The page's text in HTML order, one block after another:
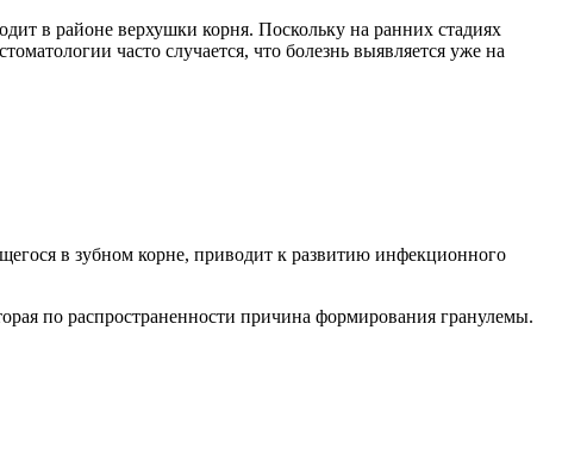
в районе верхушки корня. Поскольку на ранних стадиях
часто случается, что болезнь выявляется уже на
в зубном корне, приводит к развитию инфекционного
по распространенности причина формирования гранулемы.